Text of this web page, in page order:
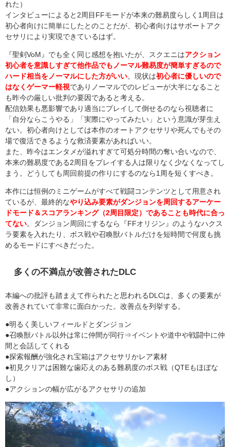
れた）
インタビューによると2周目FFモードが本来の難易度らしく1周目は
初心者向けに簡単にしたとのことだが、初心者向けはサポートアク
セサリにより実現できているはず。
『聖剣VoM』でも全く同じ感想を抱いたが、スクエニはアクション
初心者を意識しすぎて他作品でもノーマル難易度が簡単すぎるので
ハード相当をノーマルにした方がいい。現状は初心者に優しいので
はなくゲーマー軽視でありノーマルでのレビューが大半になること
も昨今の厳しい批判の要因であると考える。
配信効果も悪影響であり適当にプレイして倒せるのなら視聴者に
「自分ならこうやる」「実際にやってみたい」という意識が芽生え
ない。初心者向けとしては本作のオートアクセサリや死んでもその
場で復活できるような救済要素があればいい。
また、昨今はエンタメが溢れすぎて可処分時間の奪い合いなので、
本来の難易度である2周目をプレイする人は限りなく少なくなってし
まう。どうしても周回前提の作りにするのなら1周を短くすべき。
本作には恒例のミニゲームがすべて戦闘コンテンツとして用意され
ているが、最終的なやり込み要素がダンジョンを周回するアーケー
ドモード＆スコアランキング（2周目限定）であることも時代に合っ
てない。ダンジョン周回にするなら『FFオリジン』のようなハクス
ラ要素を入れたり、ボス戦や召喚獣バトルだけを短時間で何度も挑
めるモードにすべきだった。
多くの不満点が改善されたDLC
本編への批評も踏まえて作られたと思われるDLCは、多くの要素が
改善されていて非常に面白かった。改善点を列挙する。
●明るく美しいフィールドとダンジョン
●召喚獣バトル以外は常に仲間が同行⇒イベントや道中や戦闘中に仲
間と会話してくれる
●探索報酬が強化され宝箱はアクセサリかレア素材
●初見クリアは困難な歯応えのある難易度のボス戦（QTEもほぼな
し）
●アクションの幅が広がるアクセサリの追加